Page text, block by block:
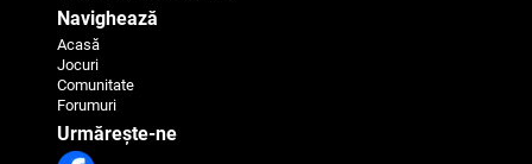
Navighează
Acasă
Jocuri
Comunitate
Forumuri
Urmărește-ne